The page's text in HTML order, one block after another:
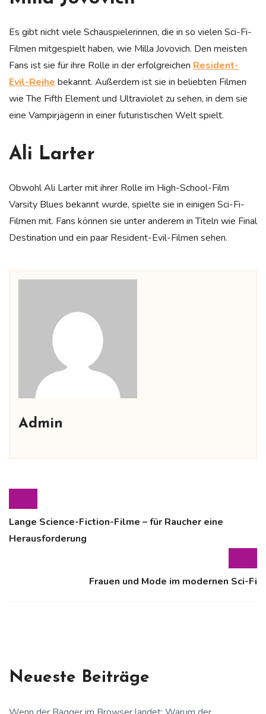
Es gibt nicht viele Schauspielerinnen, die in so vielen Sci-Fi-
Filmen mitgespielt haben, wie Milla Jovovich. Den meisten
Fans ist sie für ihre Rolle in der erfolgreichen Resident-
Evil-Reihe bekannt. Außerdem ist sie in beliebten Filmen
wie The Fifth Element und Ultraviolet zu sehen, in dem sie
eine Vampirjägerin in einer futuristischen Welt spielt.
Ali Larter
Obwohl Ali Larter mit ihrer Rolle im High-School-Film
Varsity Blues bekannt wurde, spielte sie in einigen Sci-Fi-
Filmen mit. Fans können sie unter anderem in Titeln wie Final
Destination und ein paar Resident-Evil-Filmen sehen.
Admin
Lange Science-Fiction-Filme – für Raucher eine
Herausforderung
Frauen und Mode im modernen Sci-Fi
Neueste Beiträge